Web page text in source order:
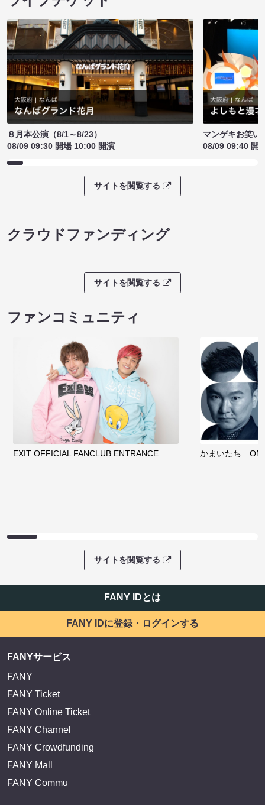
８月本公演（8/1～8/23）
08/09 09:30 開場 10:00 開演
マンゲキお笑い
08/09 09:40 開
サイトを閲覧する
クラウドファンディング
サイトを閲覧する
ファンコミュニティ
EXIT OFFICIAL FANCLUB ENTRANCE かまいたち
サイトを閲覧する
FANY IDとは
FANY IDに登録・ログインする
FANYサービス
FANY
FANY Ticket
FANY Online Ticket
FANY Channel
FANY Crowdfunding
FANY Mall
FANY Commu